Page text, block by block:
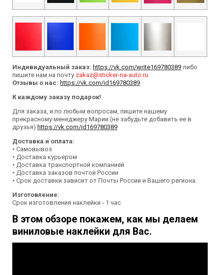
Индивидуальный заказ: https://vk.com/write169780389 либо
пишите нам на почту zakaz@sticker-na-auto.ru
Отзывы о нас: https://vk.com/id169780389
К каждому заказу подарок!
Для заказа, и по любым вопросам, пишите нашему
прекрасному менеджеру Марии (не забудьте добавить ее в
друзья) https://vk.com/id169780389
Доставка и оплата:
• Самовывоз
• Доставка курьером
• Доставка транспортной компанией
• Доставка заказов почтой России
• Срок доставки зависит от Почты России и Вашего региона.
Изготовление:
Срок изготовления наклейки - 1 час
В этом обзоре покажем, как мы делаем
виниловые наклейки для Вас.